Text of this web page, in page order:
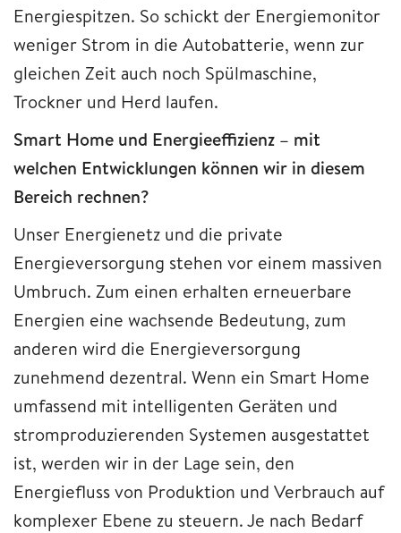
Energiespitzen. So schickt der Energiemonitor
weniger Strom in die Autobatterie, wenn zur
gleichen Zeit auch noch Spülmaschine,
Trockner und Herd laufen.
Smart Home und Energieeffizienz – mit
welchen Entwicklungen können wir in diesem
Bereich rechnen?
Unser Energienetz und die private
Energieversorgung stehen vor einem massiven
Umbruch. Zum einen erhalten erneuerbare
Energien eine wachsende Bedeutung, zum
anderen wird die Energieversorgung
zunehmend dezentral. Wenn ein Smart Home
umfassend mit intelligenten Geräten und
stromproduzierenden Systemen ausgestattet
ist, werden wir in der Lage sein, den
Energiefluss von Produktion und Verbrauch auf
komplexer Ebene zu steuern. Je nach Bedarf